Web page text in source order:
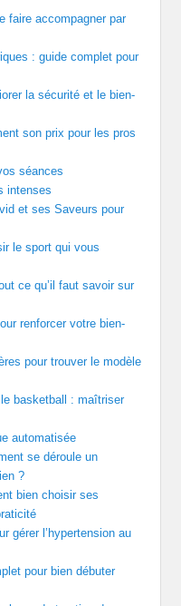
faire accompagner par
: guide complet pour
la sécurité et le bien-
son prix pour les pros
séances
intenses
et ses Saveurs pour
le sport qui vous
ce qu’il faut savoir sur
renforcer votre bien-
pour trouver le modèle
basketball : maîtriser
automatisée
se déroule un
?
bien choisir ses
gérer l’hypertension au
pour bien débuter